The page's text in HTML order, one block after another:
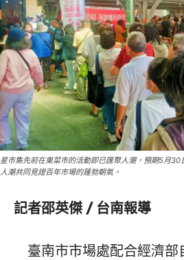
星市集先前在東菜市的活動即已匯聚人潮，預期5月
人潮共同見證百年市場的蓬勃朝氣。
記者邵英傑 / 台南報導
臺南市市場處配合經濟部